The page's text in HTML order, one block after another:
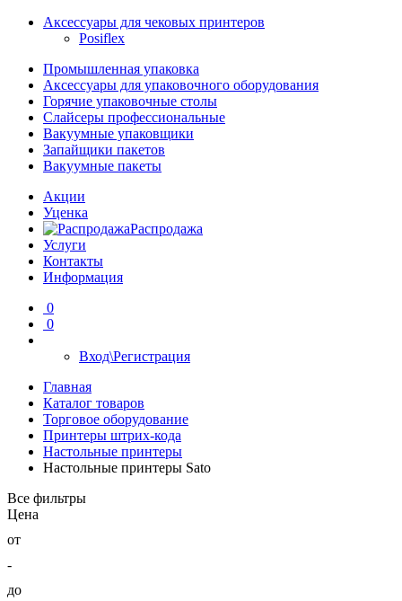
Аксессуары для чековых принтеров
Posiflex
Промышленная упаковка
Аксессуары для упаковочного оборудования
Горячие упаковочные столы
Слайсеры профессиональные
Вакуумные упаковщики
Запайщики пакетов
Вакуумные пакеты
Акции
Уценка
Распродажа
Услуги
Контакты
Информация
0
0
Вход\Регистрация
Главная
Каталог товаров
Торговое оборудование
Принтеры штрих-кода
Настольные принтеры
Настольные принтеры Sato
Все фильтры
Цена
от
-
до